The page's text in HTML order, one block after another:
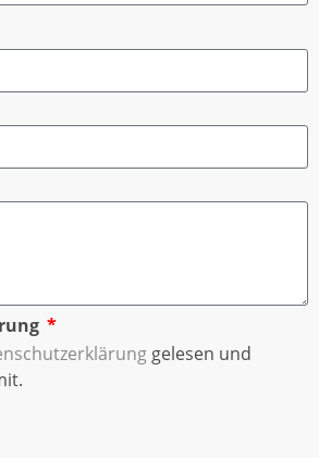
gelesen und